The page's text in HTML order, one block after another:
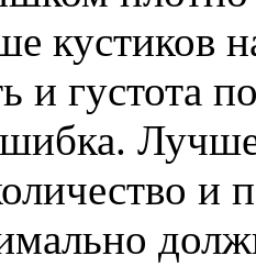
кустиков
и густота
и